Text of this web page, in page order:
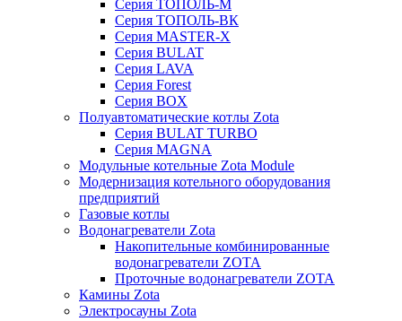
Серия ТОПОЛЬ-М
Серия ТОПОЛЬ-ВК
Серия MASTER-X
Серия BULAT
Серия LAVA
Серия Forest
Серия BOX
Полуавтоматические котлы Zota
Серия BULAT TURBO
Серия MAGNA
Модульные котельные Zota Module
Модернизация котельного оборудования
предприятий
Газовые котлы
Водонагреватели Zota
Накопительные комбинированные
водонагреватели ZOTA
Проточные водонагреватели ZOTA
Камины Zota
Электросауны Zota